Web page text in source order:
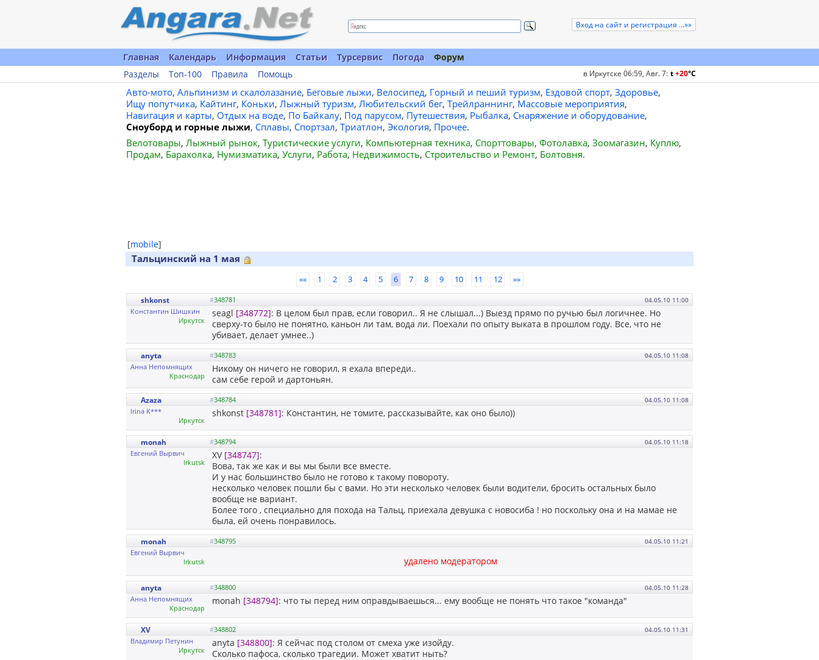
Вход на сайт и регистрация ...»»
Главная Календарь Информация Статьи Турсервис Погода
Форум
Разделы
Топ-100 Правила Помощь в Иркутске 06:59, Авг. 7: t+20°C
Авто-мото, Альпинизм и скалолазание, Беговые лыжи, Велосипед, Горный и пеший туризм, Ездовой спорт, Здоровье,
Ищу попутчика, Кайтинг, Коньки, Лыжный туризм, Любительский бег, Трейлраннинг, Массовые мероприятия,
Навигация и карты, Отдых на воде, По Байкалу, Под парусом, Путешествия, Рыбалка, Снаряжение и оборудование,
Сноуборд и горные лыжи, Сплавы, Спортзал, Триатлон, Экология, Прочее.
Велотовары, Лыжный рынок, Туристические услуги, Компьютерная техника, Спорттовары, Фотолавка, Зоомагазин, Куплю,
Продам, Барахолка, Нумизматика, Услуги, Работа, Недвижимость, Строительство и Ремонт, Болтовня.
[mobile]
Тальцинский на 1 мая
«« 1 2 3 4 5 6 7 8 9 10 11 12 »»
04.05.10 11:00
shkonst #348781
Константин Шишкин
Иркутск
seagl [348772]: В целом был прав, если говорил.. Я не слышал...) Выезд прямо по ручью был логичнее. Но
сверху-то было не понятно, каньон ли там, вода ли. Поехали по опыту выката в прошлом году. Все, что не
убивает, делает умнее..)
04.05.10 11:08
anyta #348783
Анна Непомнящих
Краснодар
Никому он ничего не говорил, я ехала впереди..
сам себе герой и дартоньян.
04.05.10 11:08
Azaza #348784
Irina K***
Иркутск
shkonst [348781]: Константин, не томите, рассказывайте, как оно было))
04.05.10 11:18
monah #348794
Евгений Вырвич
Irkutsk
XV [348747]:
Вова, так же как и вы мы были все вместе.
И у нас большинство было не готово к такому повороту.
несколько человек пошли бы с вами. Но эти несколько человек были водители, бросить остальных было
вообще не вариант.
Более того , специально для похода на Тальц, приехала девушка с новосиба ! но поскольку она и на мамае не
была, ей очень понравилось.
04.05.10 11:21
monah #348795
Евгений Вырвич
Irkutsk
удалено модератором
04.05.10 11:28
anyta #348800
Анна Непомнящих
Краснодар
monah [348794]: что ты перед ним оправдываешься... ему вообще не понять что такое "команда"
04.05.10 11:31
XV #348802
Владимир Петунин
Иркутск
anyta [348800]: Я сейчас под столом от смеха уже изойду.
Сколько пафоса, сколько трагедии. Может хватит ныть?